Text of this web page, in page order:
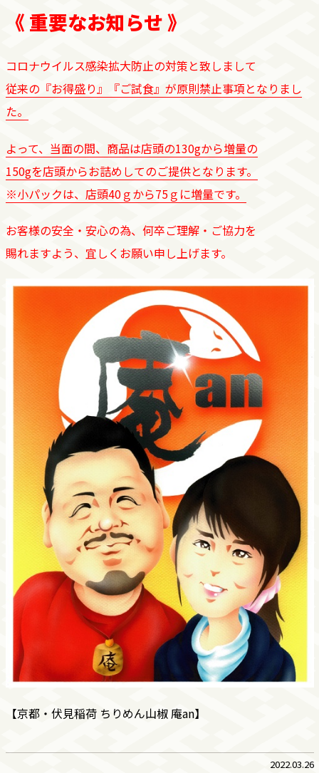
《 重要なお知らせ 》
コロナウイルス感染拡大防止の対策と致しまして
従来の『お得盛り』『ご試食』が原則禁止事項となりまし
た。
よって、当面の間、商品は店頭の130gから増量の
150gを店頭からお詰めしてのご提供となります。
※小パックは、店頭40ｇから75ｇに増量です。
お客様の安全・安心の為、何卒ご理解・ご協力を
賜れますよう、宜しくお願い申し上げます。
【京都・伏見稲荷 ちりめん山椒 庵an】
2022.03.26